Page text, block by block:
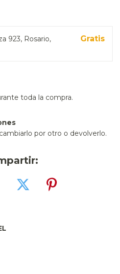
923, Rosario,
Gratis
toda la compra.
por otro o devolverlo.